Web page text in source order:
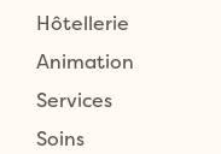
Hôtellerie
Animation
Services
Soins